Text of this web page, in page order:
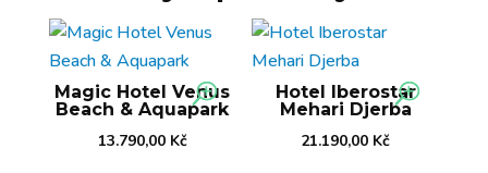
Magic Hotel Venus
Beach & Aquapark
13.790,00 Kč
Hotel Iberostar
Mehari Djerba
21.190,00 Kč